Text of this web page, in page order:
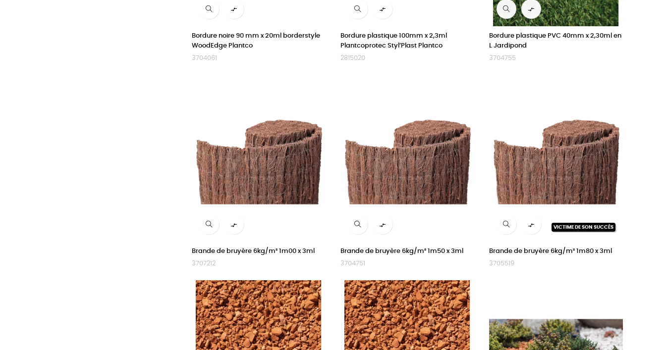

Bordure noire 90 mm x 20ml borderstyle
WoodEdge Plantco
3704061

Bordure plastique 100mm x 2,3ml
Plantcoprotec Styl’Plast Plantco
2815020

Bordure plastique PVC 40mm x 2,30ml en
L Jardipond
3704755

Brande de bruyère 6kg/m² 1m00 x 3ml
3707212

Brande de bruyère 6kg/m² 1m50 x 3ml
3704751
VICTIME DE SON SUCCÈS

Brande de bruyère 6kg/m² 1m80 x 3ml
3705519